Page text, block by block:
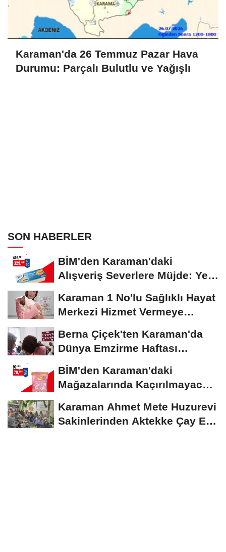
Karaman'da 26 Temmuz Pazar Hava
Durumu: Parçalı Bulutlu ve Yağışlı
SON HABERLER
BİM'den Karaman'daki
Alışveriş Severlere Müjde: Yeni
Karaman 1 No'lu Sağlıklı Hayat
Merkezi Hizmet Vermeye
Berna Çiçek'ten Karaman'da
Dünya Emzirme Haftası
Etkinliğine Ziyaret
BİM'den Karaman'daki
Mağazalarında Kaçırılmayacak
Karaman Ahmet Mete Huzurevi
Sakinlerinden Aktekke Çay Evi